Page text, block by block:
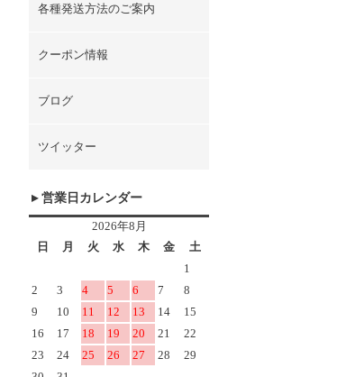
各種発送方法のご案内
クーポン情報
ブログ
ツイッター
営業日カレンダー